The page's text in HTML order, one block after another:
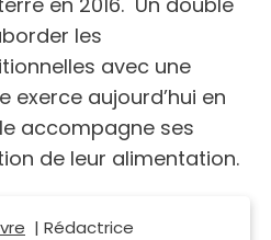
les
avec une
exerce aujourd’hui en
accompagne ses
de leur alimentation.
| Rédactrice